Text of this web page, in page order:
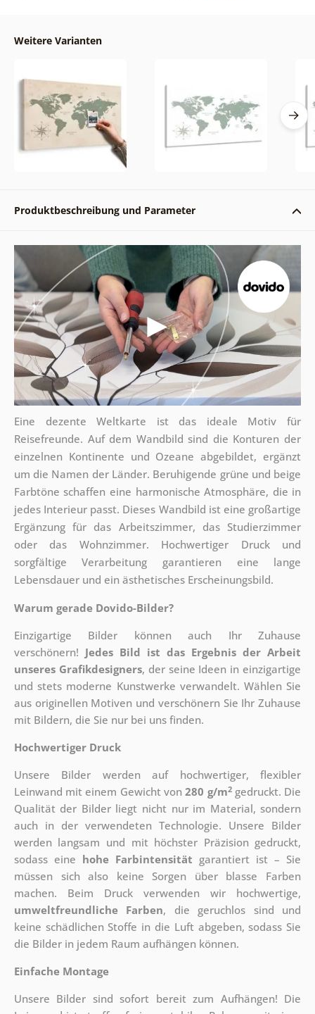
Weitere Varianten
Produktbeschreibung und Parameter
Eine dezente Weltkarte ist das ideale Motiv für
Reisefreunde. Auf dem Wandbild sind die Konturen der
einzelnen Kontinente und Ozeane abgebildet, ergänzt
um die Namen der Länder. Beruhigende grüne und beige
Farbtöne schaffen eine harmonische Atmosphäre, die in
jedes Interieur passt. Dieses Wandbild ist eine großartige
Ergänzung für das Arbeitszimmer, das Studierzimmer
oder das Wohnzimmer. Hochwertiger Druck und
sorgfältige Verarbeitung garantieren eine lange
Lebensdauer und ein ästhetisches Erscheinungsbild.
Warum gerade Dovido-Bilder?
Einzigartige Bilder können auch Ihr Zuhause
verschönern! Jedes Bild ist das Ergebnis der Arbeit
unseres Grafikdesigners, der seine Ideen in einzigartige
und stets moderne Kunstwerke verwandelt. Wählen Sie
aus originellen Motiven und verschönern Sie Ihr Zuhause
mit Bildern, die Sie nur bei uns finden.
Hochwertiger Druck
Unsere Bilder werden auf hochwertiger, flexibler
Leinwand mit einem Gewicht von280 g/m2gedruckt. Die
Qualität der Bilder liegt nicht nur im Material, sondern
auch in der verwendeten Technologie. Unsere Bilder
werden langsam und mit höchster Präzision gedruckt,
sodass eine hohe Farbintensität garantiert ist – Sie
müssen sich also keine Sorgen über blasse Farben
machen. Beim Druck verwenden wir hochwertige,
umweltfreundliche Farben, die geruchlos sind und
keine schädlichen Stoffe in die Luft abgeben, sodass Sie
die Bilder in jedem Raum aufhängen können.
Einfache Montage
Unsere Bilder sind sofort bereit zum Aufhängen! Die